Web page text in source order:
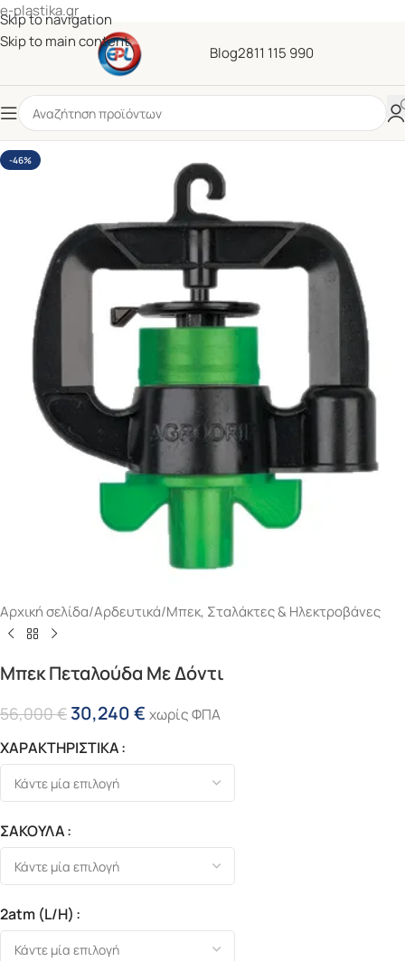
e-plastika.gr
Skip to navigation
Skip to main content
Blog2811 115 990
-46%
Αρχική σελίδα/Αρδευτικά/Μπεκ, Σταλάκτες & Ηλεκτροβάνες
Μπεκ Πεταλούδα Με Δόντι
56,000€ 30,240€ χωρίς ΦΠΑ
ΧΑΡΑΚΤΗΡΙΣΤΙΚΑ
ΣΑΚΟΥΛΑ
2atm (l/h)